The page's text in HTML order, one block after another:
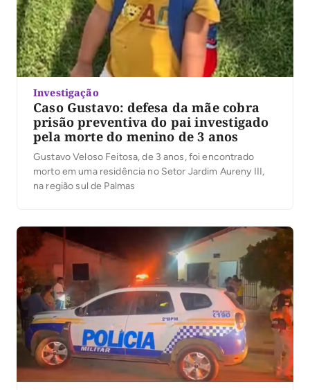
Investigação
Caso Gustavo: defesa da mãe cobra
prisão preventiva do pai investigado
pela morte do menino de 3 anos
Gustavo Veloso Feitosa, de 3 anos, foi encontrado
morto em uma residência no Setor Jardim Aureny III,
na região sul de Palmas